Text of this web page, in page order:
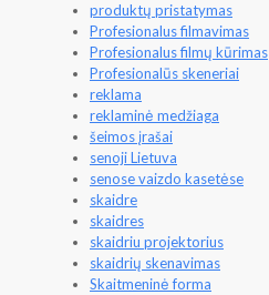
produktų pristatymas
Profesionalus filmavimas
Profesionalus filmų kūrimas
Profesionalūs skeneriai
reklama
reklaminė medžiaga
šeimos įrašai
senoji Lietuva
senose vaizdo kasetėse
skaidre
skaidres
skaidriu projektorius
skaidrių skenavimas
Skaitmeninė forma